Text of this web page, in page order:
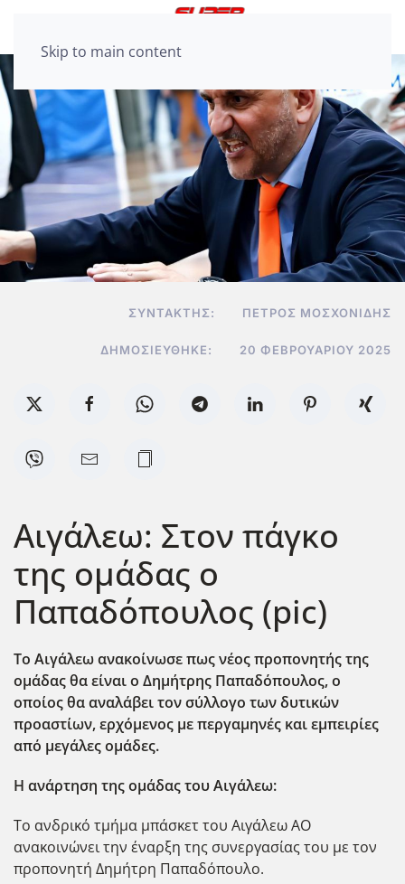
Skip to main content
ΣΥΝΤΆΚΤΗΣ: ΠΈΤΡΟΣ ΜΟΣΧΟΝΊΔΗΣ
ΔΗΜΟΣΙΕΎΘΗΚΕ: 20 ΦΕΒΡΟΥΑΡΊΟΥ 2025
Αιγάλεω: Στον πάγκο
της ομάδας ο
Παπαδόπουλος (pic)
Το Αιγάλεω ανακοίνωσε πως νέος προπονητής της
ομάδας θα είναι ο Δημήτρης Παπαδόπουλος, ο
οποίος θα αναλάβει τον σύλλογο των δυτικών
προαστίων, ερχόμενος με περγαμηνές και εμπειρίες
από μεγάλες ομάδες.
Η ανάρτηση της ομάδας του Αιγάλεω:
Το ανδρικό τμήμα μπάσκετ του Αιγάλεω ΑΟ
ανακοινώνει την έναρξη της συνεργασίας του με τον
προπονητή Δημήτρη Παπαδόπουλο.